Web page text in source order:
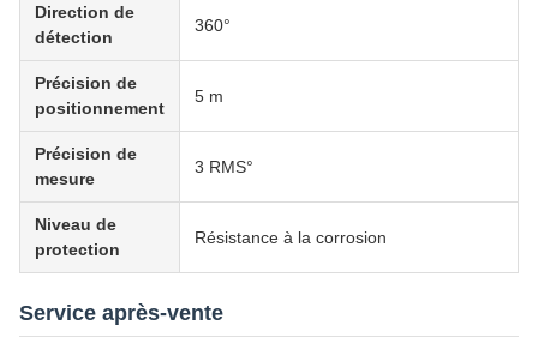
Direction de
détection
360°
Précision de
positionnement
5 m
Précision de
mesure
3 RMS°
Niveau de
protection
Résistance à la corrosion
Service après-vente